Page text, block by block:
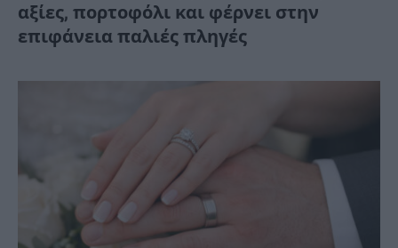
αξίες, πορτοφόλι και φέρνει στην
επιφάνεια παλιές πληγές